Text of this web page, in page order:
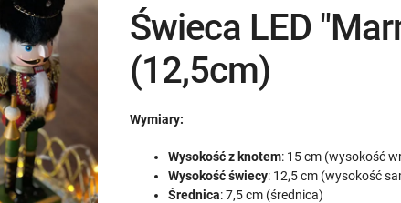
Świeca LED
(12,5cm)
Wymiary:
Wysokość z knotem: 15 cm (wysokość
Wysokość świecy: 12,5 cm (wysokość
Średnica: 7,5 cm (średnica)